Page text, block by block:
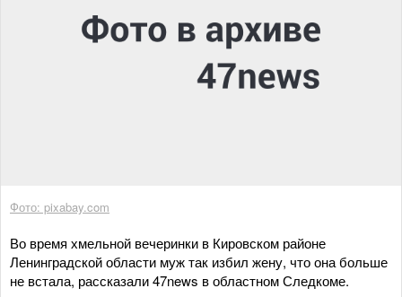
Фото: pixabay.com
Во время хмельной вечеринки в Кировском районе
Ленинградской области муж так избил жену, что она больше
не встала, рассказали 47news в областном Следкоме.